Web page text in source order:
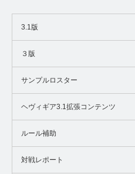
3.1版
３版
サンプルロスター
ヘヴィギア3.1拡張コンテンツ
ルール補助
対戦レポート